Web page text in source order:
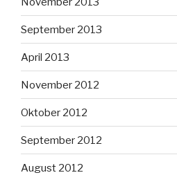
September 2013
April 2013
November 2012
Oktober 2012
September 2012
August 2012